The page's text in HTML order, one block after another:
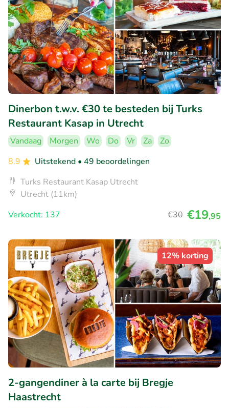
Dinerbon t.w.v. €30 te besteden bij Turks
Restaurant Kasap in Utrecht
Vandaag Morgen Wo Do Vr Za
Zo
8.9
Uitstekend • 49 beoordelingen
Turks Restaurant Kasap Utrecht
Utrecht (11km)
Verkocht: 137
€30 €19,95
12% korting
2-gangendiner à la carte bij Bregje
Haastrecht